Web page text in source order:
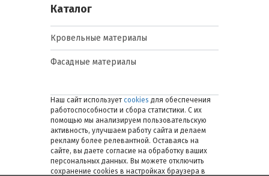
Каталог
Кровельные материалы
Фасадные материалы
Наш сайт использует cookies для обеспечения
работоспособности и сбора статистики. С их
помощью мы анализируем пользовательскую
активность, улучшаем работу сайта и делаем
рекламу более релевантной. Оставаясь на
сайте, вы даете согласие на обработку ваших
персональных данных. Вы можете отключить
сохранение cookies в настройках браузера в